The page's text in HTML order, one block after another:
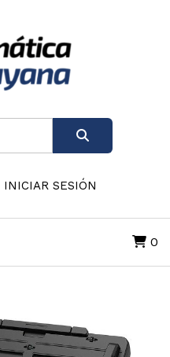
INICIAR SESIÓN
0